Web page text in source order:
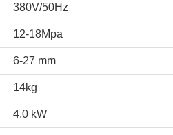
380V/50Hz
12-18Mpa
6-27 mm
14kg
4,0 kW